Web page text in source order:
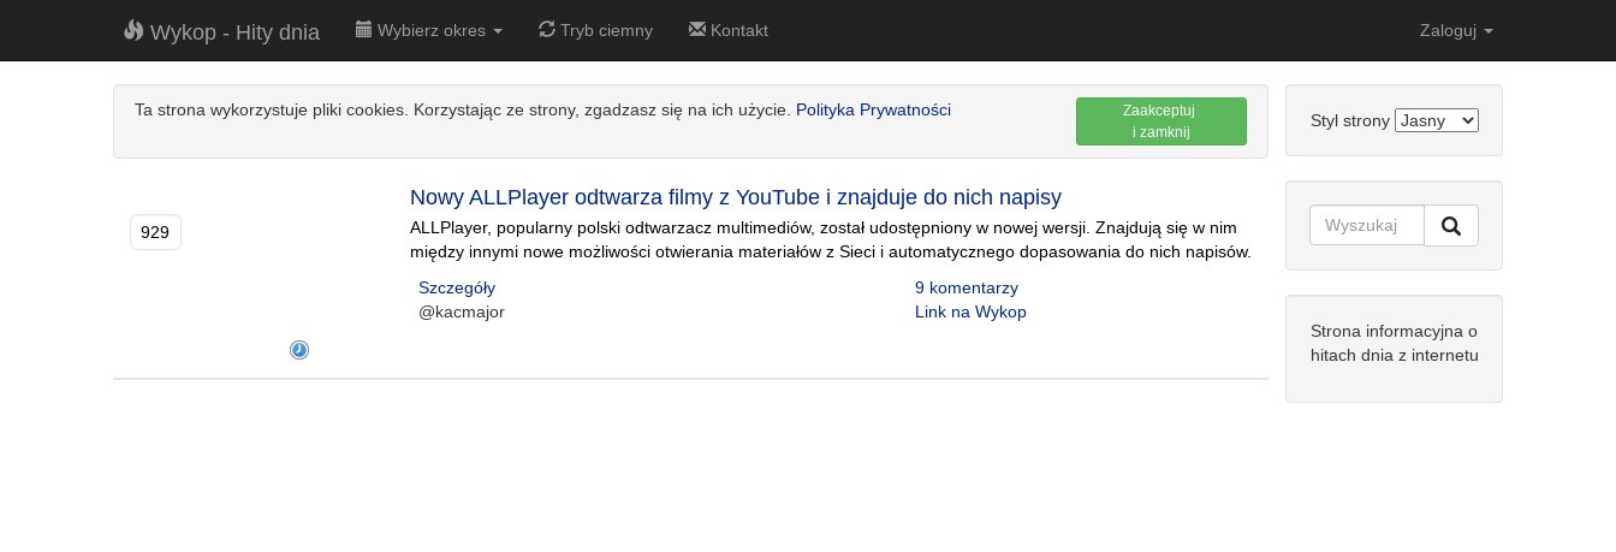
Wykop - Hity dnia Wybierz okres Tryb ciemny Kontakt Zaloguj
Ta strona wykorzystuje pliki cookies. Korzystając ze strony, zgadzasz się na ich użycie. Polityka Prywatności
Zaakceptuj
i zamknij
929
Nowy ALLPlayer odtwarza filmy z YouTube i znajduje do nich napisy
ALLPlayer, popularny polski odtwarzacz multimediów, został udostępniony w nowej wersji. Znajdują się w nim
między innymi nowe możliwości otwierania materiałów z Sieci i automatycznego dopasowania do nich napisów.
Szczegóły
@kacmajor
9 komentarzy
Link na Wykop
Styl strony
Strona informacyjna o
hitach dnia z internetu